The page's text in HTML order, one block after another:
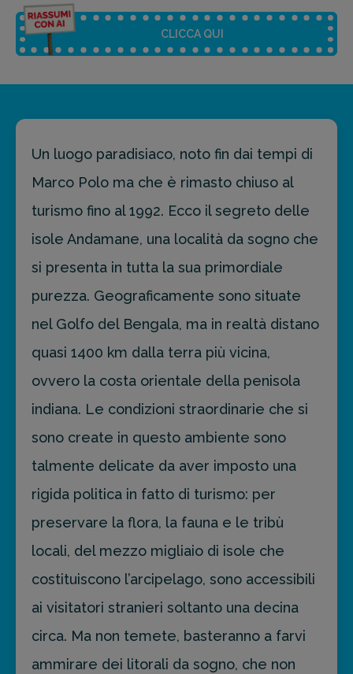
CLICCA QUI
Riassunto dell'articolo
Breve Medio Punti chiave
Ottieni un preventivo personalizzato per la tua
prossima destinazione di viaggio.
FAI PREVENTIVO
Un luogo paradisiaco, noto fin dai tempi di
Marco Polo ma che è rimasto chiuso al
turismo fino al 1992. Ecco il segreto delle
isole Andamane, una località da sogno che
si presenta in tutta la sua primordiale
purezza. Geograficamente sono situate
nel Golfo del Bengala, ma in realtà distano
quasi 1400 km dalla terra più vicina,
ovvero la costa orientale della penisola
indiana. Le condizioni straordinarie che si
sono create in questo ambiente sono
talmente delicate da aver imposto una
rigida politica in fatto di turismo: per
preservare la flora, la fauna e le tribù
locali, del mezzo migliaio di isole che
costituiscono l’arcipelago, sono accessibili
ai visitatori stranieri soltanto una decina
circa. Ma non temete, basteranno a farvi
ammirare dei litorali da sogno, che non